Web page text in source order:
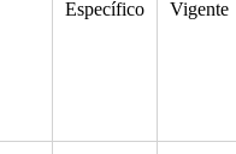
Específico
Vigente